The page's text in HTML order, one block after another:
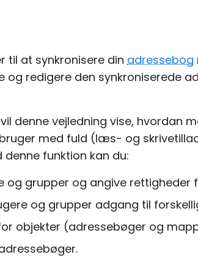
til at synkronisere din adressebog
redigere den synkroniserede
vil denne vejledning vise,
med fuld (læs- og
denne funktion kan du:
og grupper og angive
og grupper adgang til
objekter (adressebøger og